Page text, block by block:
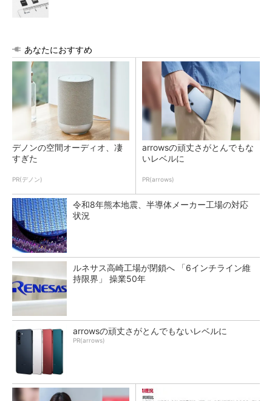
あなたにおすすめ
デノンの空間オーディオ、凄
すぎた
PR(デノン)
arrowsの頑丈さがとんでもな
いレベルに
PR(arrows)
令和8年熊本地震、半導体メーカー工場の対応
状況
ルネサス高崎工場が閉鎖へ 「6インチライン維
持限界」 操業50年
arrowsの頑丈さがとんでもないレベルに
PR(arrows)